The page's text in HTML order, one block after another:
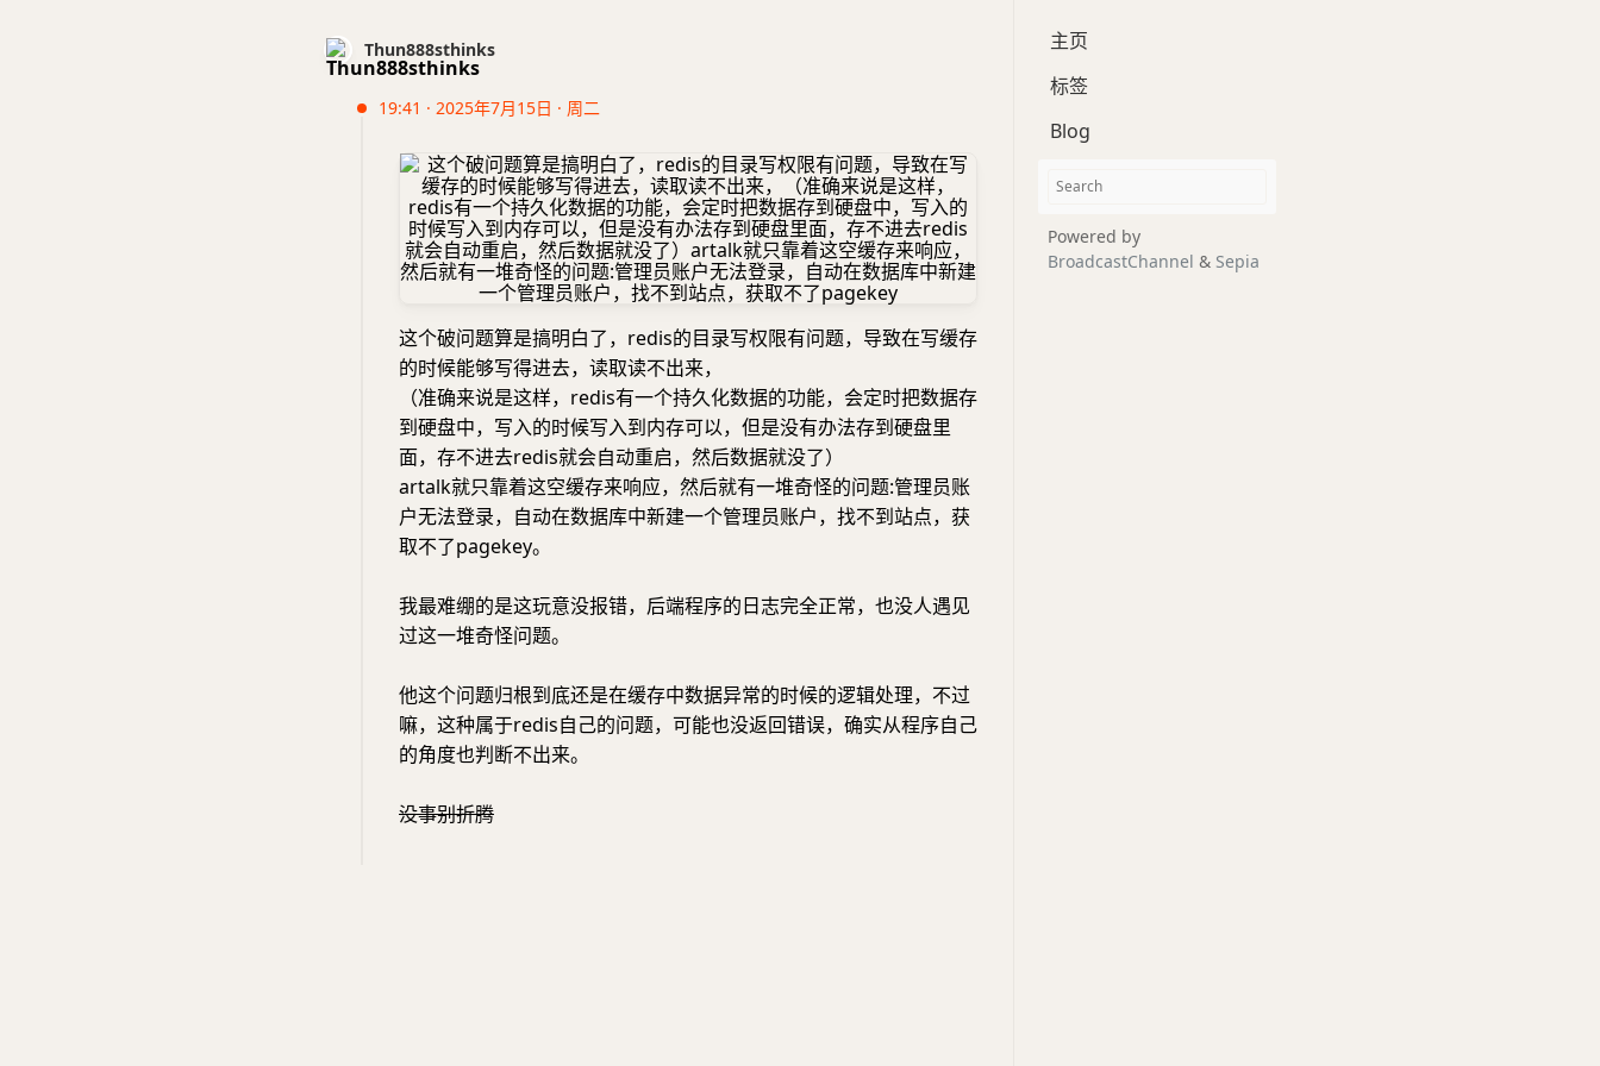
Thun888sthinks
19:41 · 2025年7月15日 · 周二
这个破问题算是搞明白了，redis的目录写权限有问题，导致在写缓存
的时候能够写得进去，读取读不出来，
（准确来说是这样，redis有一个持久化数据的功能，会定时把数据存
到硬盘中，写入的时候写入到内存可以，但是没有办法存到硬盘里
面，存不进去redis就会自动重启，然后数据就没了）
artalk就只靠着这空缓存来响应，然后就有一堆奇怪的问题:管理员账
户无法登录，自动在数据库中新建一个管理员账户，找不到站点，获
取不了pagekey。
我最难绷的是这玩意没报错，后端程序的日志完全正常，也没人遇见
过这一堆奇怪问题。
他这个问题归根到底还是在缓存中数据异常的时候的逻辑处理，不过
嘛，这种属于redis自己的问题，可能也没返回错误，确实从程序自己
的角度也判断不出来。
没事别折腾
主页
标签
Blog
Powered by
BroadcastChannel & Sepia